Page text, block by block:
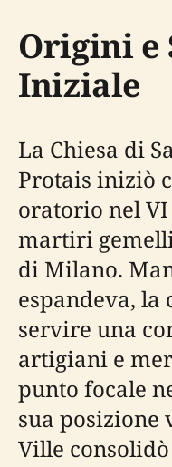
Origini e
Iniziale
La Chiesa di
Protais iniziò
oratorio nel
martiri
di Milano.
espandeva, la
servire una
artigiani e
punto focale
sua posizione
Ville